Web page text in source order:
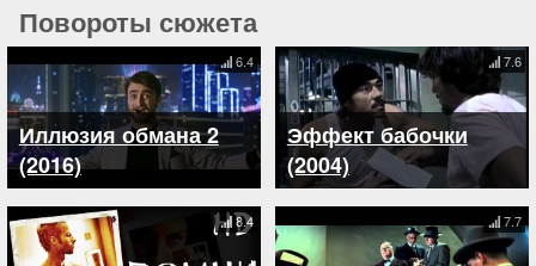
Повороты сюжета
Иллюзия обмана 2
(2016)
6.4
Эффект бабочки
(2004)
7.6
8.4 7.7